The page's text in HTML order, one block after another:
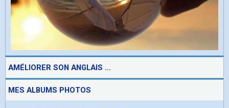
AMÉLIORER SON ANGLAIS ...
MES ALBUMS PHOTOS